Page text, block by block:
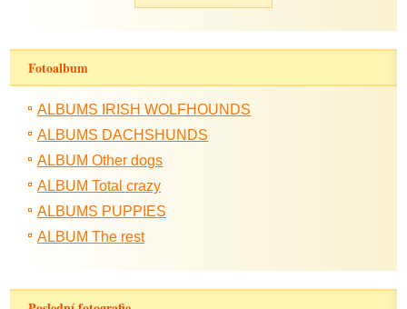
Fotoalbum
ALBUMS IRISH WOLFHOUNDS
ALBUMS DACHSHUNDS
ALBUM Other dogs
ALBUM Total crazy
ALBUMS PUPPIES
ALBUM The rest